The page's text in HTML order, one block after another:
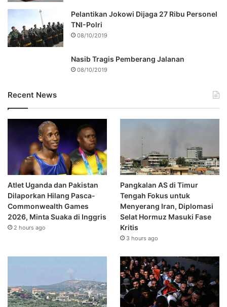
Pelantikan Jokowi Dijaga 27 Ribu Personel
TNI-Polri
08/10/2019
Nasib Tragis Pemberang Jalanan
08/10/2019
Recent News
Atlet Uganda dan Pakistan
Dilaporkan Hilang Pasca-
Commonwealth Games
2026, Minta Suaka di Inggris
2 hours ago
Pangkalan AS di Timur
Tengah Fokus untuk
Menyerang Iran, Diplomasi
Selat Hormuz Masuki Fase
Kritis
3 hours ago